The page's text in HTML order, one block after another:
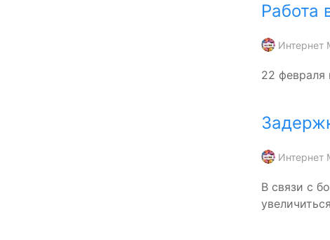
Работа
Интернет
22 февраля
Интернет
В связи с